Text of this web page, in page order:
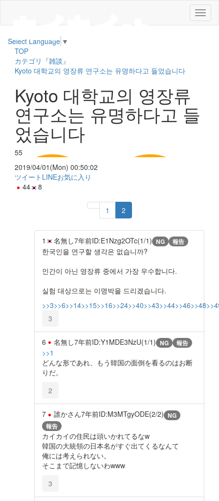
メ
ニ
Select Language ▼
TOP
カテゴリ『雑談』
Kyoto 대학교의 영장류 연구소는 유명하다고 들었습니다
Kyoto 대학교의 영장류
연구소는 유명하다고 들
었습니다
55
2019/04/01(Mon) 00:50:02
ツイート LINEお気に入り
44
8
1 2
1 名無し7年前ID:E1Nzg2OTc(1/1) NG 報告
한국인을 연구할 생각은 없습니까?
인간이 아닌 영장류 중에서 가장 우수합니다.
실험 대상으로는 이명박을 드리겠습니다.
>>3>>6>>14>>15>>16>>24>>40>>43>>44>>46>>48
3
6 名無し7年前ID:Y1MDE3NzU(1/1) NG 報告
>>1
どんな形であれ、もう韓国の面倒を看るのはお断
りだ。
2
7 誰かさん7年前ID:M3MTgyODE(2/2) NG
報告
カイカイの住民は頭いかれてるなw
韓国の大統領の日本名がすぐ出てくるなんて
俺には考えられない。
そこまで記憶しないわwww
3